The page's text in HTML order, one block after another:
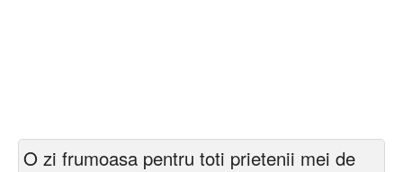
O zi frumoasa pentru toti prietenii mei de